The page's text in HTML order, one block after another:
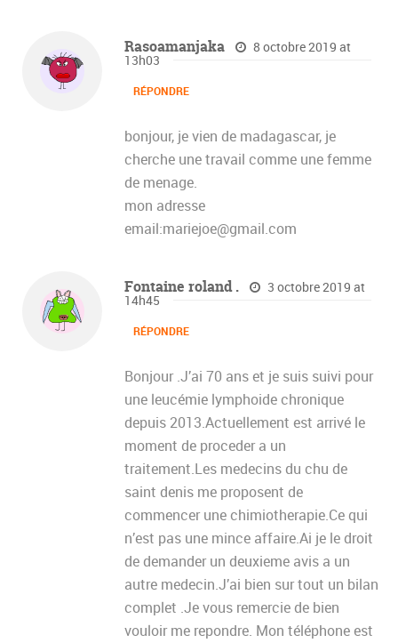
Rasoamanjaka 8 octobre 2019 at
13h03
RÉPONDRE
bonjour, je vien de madagascar, je
cherche une travail comme une femme
de menage.
mon adresse
email:mariejoe@gmail.com
Fontaine roland . 3 octobre 2019 at
14h45
RÉPONDRE
Bonjour .J’ai 70 ans et je suis suivi pour
une leucémie lymphoide chronique
depuis 2013.Actuellement est arrivé le
moment de proceder a un
traitement.Les medecins du chu de
saint denis me proposent de
commencer une chimiotherapie.Ce qui
n’est pas une mince affaire.Ai je le droit
de demander un deuxieme avis a un
autre medecin.J’ai bien sur tout un bilan
complet .Je vous remercie de bien
vouloir me repondre. Mon téléphone est